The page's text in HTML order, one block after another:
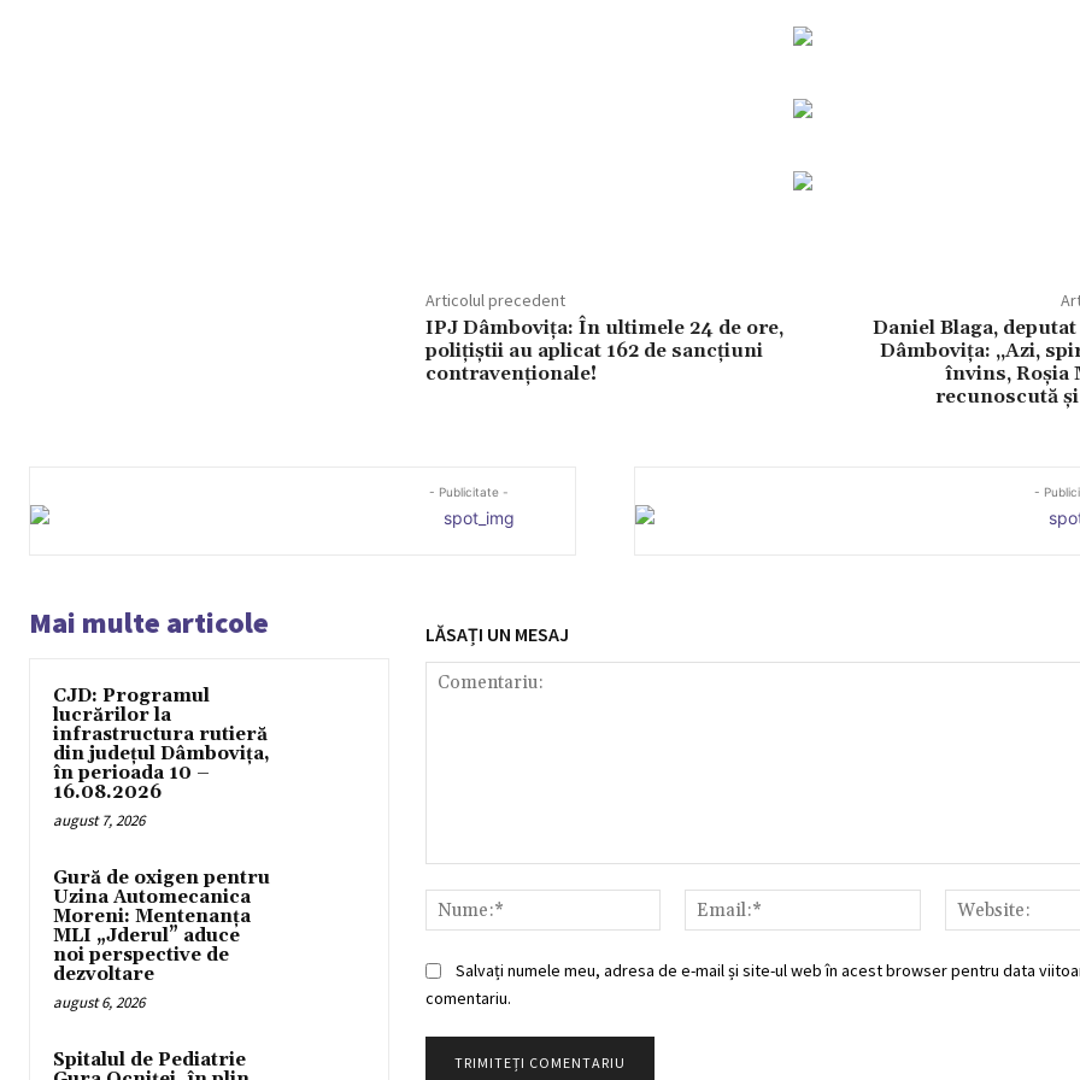
Articolul precedent
IPJ Dâmbovița: În ultimele 24 de ore,
polițiștii au aplicat 162 de sancțiuni
contravenționale!
Daniel Blaga, deputat
Dâmbovița: ,,Azi,
învins, Roșia
recunoscută și
- Publicitate - -
Mai multe articole
CJD: Programul
lucrărilor la
infrastructura rutieră
din județul Dâmbovița,
în perioada 10 –
16.08.2026
august 7, 2026
Gură de oxigen pentru
Uzina Automecanica
Moreni: Mentenanța
MLI „Jderul” aduce
noi perspective de
dezvoltare
august 6, 2026
Spitalul de Pediatrie
LĂSAȚI UN MESAJ
Nume:*
Email:*
Salvați numele meu, adresa de e-mail și site-ul web în acest browser pentru data
comentariu.